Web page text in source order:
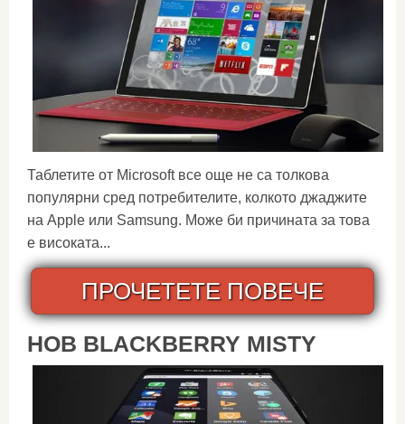
Таблетите от Microsoft все още не са толкова
популярни сред потребителите, колкото джаджите
на Apple или Samsung. Може би причината за това
е високата...
ПРОЧЕТЕТЕ ПОВЕЧЕ
НОВ BLACKBERRY MISTY